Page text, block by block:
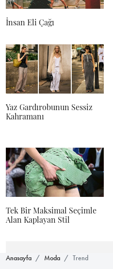
İnsan Eli Çağı
Yaz Gardırobunun Sessiz
Kahramanı
Tek Bir Maksimal Seçimle
Alan Kaplayan Stil
Anasayfa Moda Trend